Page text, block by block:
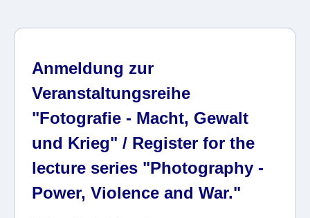
Anmeldung zur
Veranstaltungsreihe
"Fotografie - Macht, Gewalt
und Krieg" / Register for the
lecture series "Photography -
Power, Violence and War."